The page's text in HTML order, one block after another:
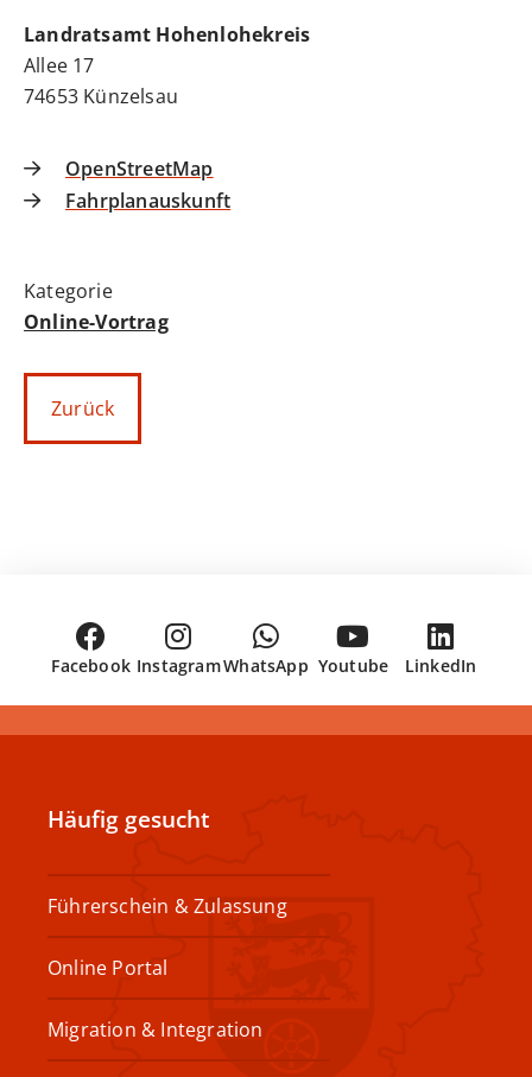
Landratsamt Hohenlohekreis
Allee 17
74653 Künzelsau
OpenStreetMap
Fahrplanauskunft
Online-Vortrag
Zurück
Facebook InstagramWhatsApp Youtube LinkedIn
Häufig gesucht
Führerschein & Zulassung
Online Portal
Migration & Integration